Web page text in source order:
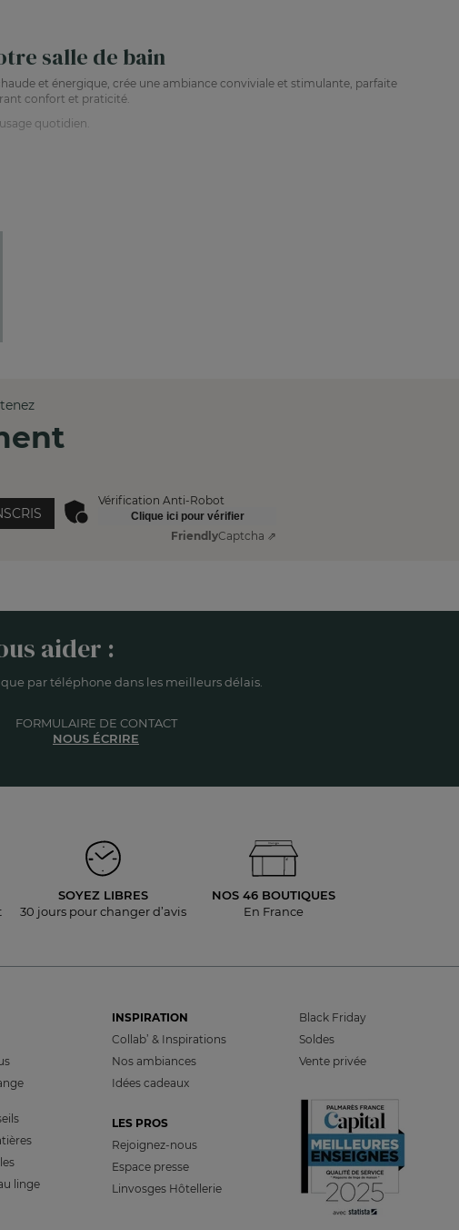
salle de bain
et énergique, crée une ambiance conviviale et stimulante, parfaite
confort et praticité.
quotidien.
?
et dynamique.
Vérification Anti-Robot
Clique ici pour vérifier
FriendlyCaptcha ⇗
aider :
par téléphone dans les meilleurs délais.
FORMULAIRE DE CONTACT
NOUS ÉCRIRE
SOYEZ LIBRES
30 jours pourchanger d’avis
NOS 46 BOUTIQUES
En France
linge
INSPIRATION
Collab’ & Inspirations
Nos ambiances
Idées cadeaux
LES PROS
Rejoignez-nous
Espace presse
Linvosges Hôtellerie
Black Friday
Soldes
Vente privée